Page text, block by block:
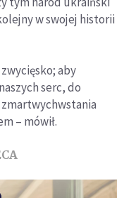
w swojej historii
aby
serc, do
zmartwychwstania
– mówił.